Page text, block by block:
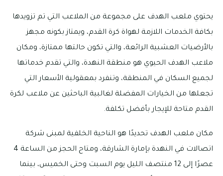
يحتوي ملعب الهدف على مجموعة من الملاعب التي تم تزويدها
بكافة الخدمات اللازمة لهواة كرة القدم، ويمتاز بكونه مجهز
بالأرضيات العشبية الرائعة، والتي تكون حالتها ممتازة، ومكان
ملاعب الهدف الحيوي هو منطقة النهدة، والتي تقدم خدماتها
لجميع السكان في المنطقة، وتنفرد بمعقولية الأسعار التي
تجعلها من الخيارات المفضلة لغالبية الباحثين عن ملاعب لكرة
القدم متاحة للإيجار بأفضل تكلفة.
مكان ملعب الهدف تحديدًا هو الناحية الخلفية لمبنى شركة
اتصالات في النهدة بإمارة الشارقة، ومتاح الحجز من الساعة 4
عصرًا إلى 12 منتصف الليل يوم السبت وحتى الخميس، بينما